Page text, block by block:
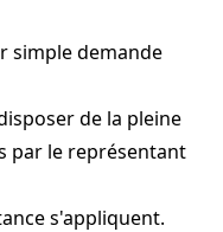
simple demande
de la pleine
par le représentant
s'appliquent.